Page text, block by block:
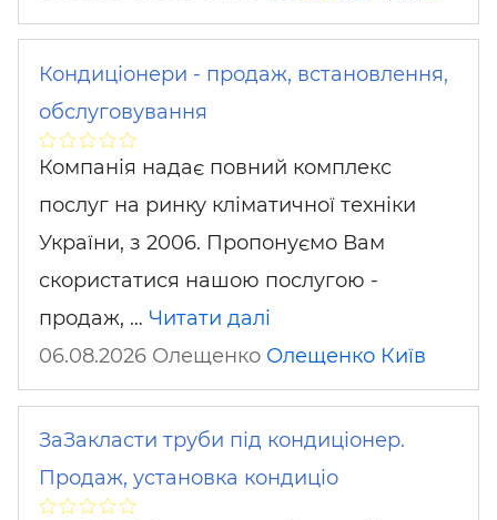
Кондиціонери - продаж, встановлення,
обслуговування
Компанія надає повний комплекс
послуг на ринку кліматичної техніки
України, з 2006. Пропонуємо Вам
скористатися нашою послугою -
продаж, … Читати далі
06.08.2026 Олещенко Олещенко Київ
ЗаЗакласти труби під кондиціонер.
Продаж, установка кондиціо